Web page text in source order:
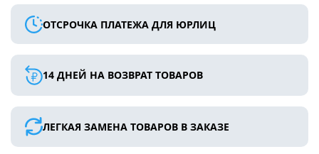
ОТСРОЧКА ПЛАТЕЖА ДЛЯ ЮРЛИЦ
14 ДНЕЙ НА ВОЗВРАТ ТОВАРОВ
ЛЕГКАЯ ЗАМЕНА ТОВАРОВ В ЗАКАЗЕ